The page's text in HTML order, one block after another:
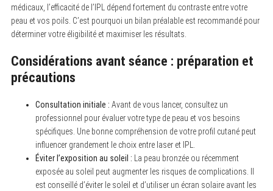
médicaux, l’efficacité de l’IPL dépend fortement du contraste entre votre
peau et vos poils. C’est pourquoi un bilan préalable est recommandé pour
déterminer votre éligibilité et maximiser les résultats.
Considérations avant séance : préparation et
précautions
Consultation initiale : Avant de vous lancer, consultez un
professionnel pour évaluer votre type de peau et vos besoins
spécifiques. Une bonne compréhension de votre profil cutané peut
influencer grandement le choix entre laser et IPL.
Éviter l’exposition au soleil :
La peau bronzée ou récemment
exposée au soleil peut augmenter les risques de complications. Il
est conseillé d’éviter le soleil et d’utiliser un écran solaire avant les
S
e